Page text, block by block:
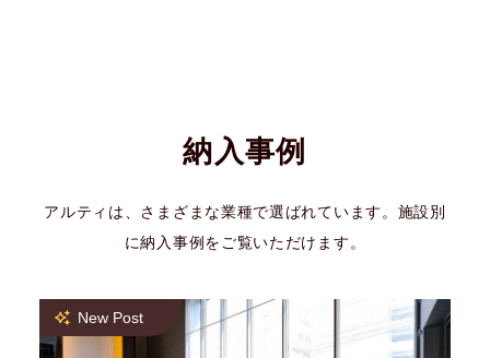
納入事例
アルティは、さまざまな業種で選ばれています。施設別
に納入事例をご覧いただけます。
New Post